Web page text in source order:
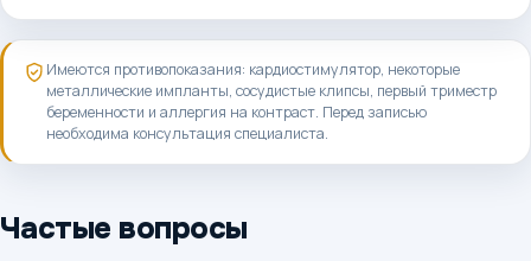
Имеются противопоказания: кардиостимулятор, некоторые
металлические импланты, сосудистые клипсы, первый триместр
беременности и аллергия на контраст. Перед записью
необходима консультация специалиста.
Частые вопросы